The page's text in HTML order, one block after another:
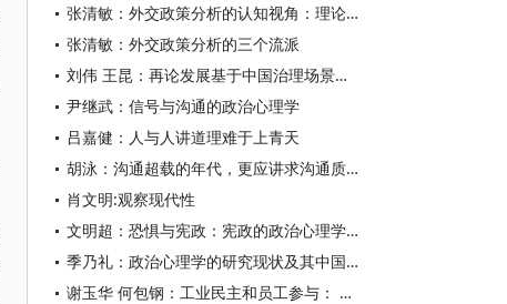
张清敏：外交政策分析的认知视角：理论与方法
张清敏：外交政策分析的三个流派
刘伟 王昆：再论发展基于中国治理场景的政治心理学
尹继武：信号与沟通的政治心理学
吕嘉健：人与人讲道理难于上青天
胡泳：沟通超载的年代，更应讲求沟通质量
肖文明:观察现代性
文明超：恐惧与宪政：宪政的政治心理学基础
季乃礼：政治心理学的研究现状及其中国化
谢玉华 何包钢：工业民主和员工参与： 一个永恒的话题